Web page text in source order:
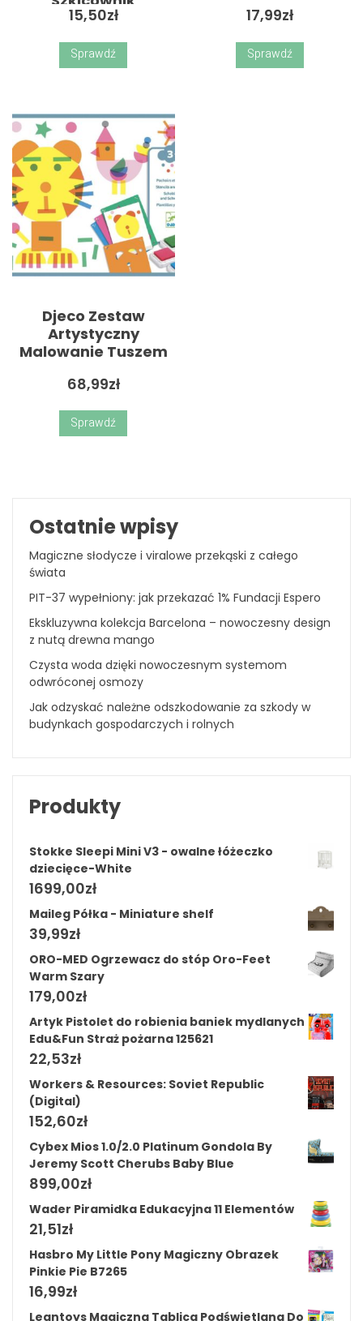
Magnetyczny
15,50zł
Sprawdź
17,99zł
Sprawdź
Djeco Zestaw
Artystyczny
Malowanie Tuszem
68,99zł
Sprawdź
Ostatnie wpisy
Magiczne słodycze i viralowe przekąski z całego
świata
PIT-37 wypełniony: jak przekazać 1% Fundacji Espero
Ekskluzywna kolekcja Barcelona – nowoczesny design
z nutą drewna mango
Czysta woda dzięki nowoczesnym systemom
odwróconej osmozy
Jak odzyskać należne odszkodowanie za szkody w
budynkach gospodarczych i rolnych
Produkty
Stokke Sleepi Mini V3 - owalne łóżeczko
dziecięce-White
1699,00zł
Maileg Półka - Miniature shelf
39,99zł
ORO-MED Ogrzewacz do stóp Oro-Feet
Warm Szary
179,00zł
Artyk Pistolet do robienia baniek mydlanych
Edu&Fun Straż pożarna 125621
22,53zł
Workers & Resources: Soviet Republic
(Digital)
152,60zł
Cybex Mios 1.0/2.0 Platinum Gondola By
Jeremy Scott Cherubs Baby Blue
899,00zł
Wader Piramidka Edukacyjna 11 Elementów
21,51zł
Hasbro My Little Pony Magiczny Obrazek
Pinkie Pie B7265
16,99zł
Leantoys Magiczna Tablica Podświetlana Do